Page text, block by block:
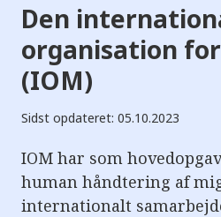
Den
organisation
(IOM)
Sidst opdateret: 05.10.2023
IOM har som
human håndtering af
internationalt